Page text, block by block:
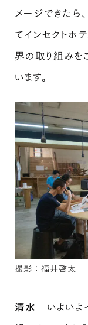
メージできたら
てインセクトホ
界の取り組みを
います。
撮影：福井啓太
清水
いよいよ